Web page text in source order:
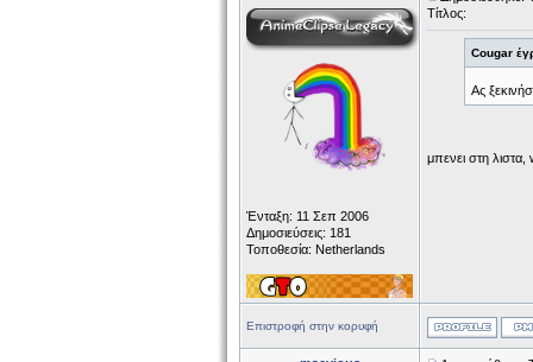
Ένταξη: 11 Σεπ 2006
Δημοσιεύσεις: 181
Τοποθεσία: Netherlands
Τίτλος:
Cougar
Ας
μπενει στη
Επιστροφή στην κορυφή